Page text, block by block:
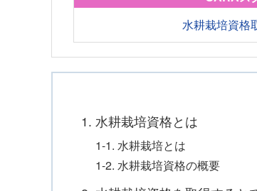
水耕栽培資格
1. 水耕栽培資格とは
1-1. 水耕栽培とは
1-2. 水耕栽培資格の概要